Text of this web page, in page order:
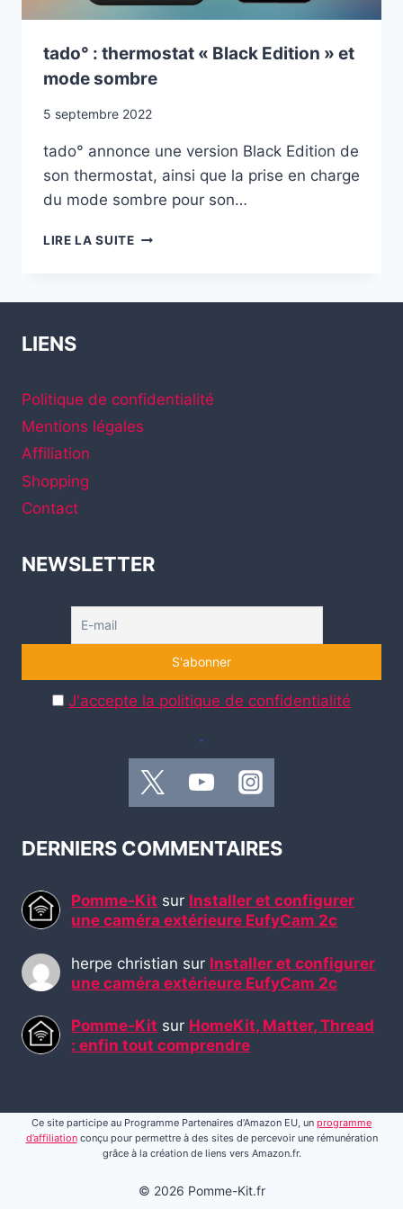
tado° : thermostat « Black Edition » et
mode sombre
5 septembre 2022
tado° annonce une version Black Edition de
son thermostat, ainsi que la prise en charge
du mode sombre pour son…
LIRE LA SUITETADO°
LIENS
Politique de confidentialité
Mentions légales
Affiliation
Shopping
Contact
NEWSLETTER
J'accepte la politique de confidentialité
.
DERNIERS COMMENTAIRES
Pomme-Kit sur Installer et configurer
une caméra extérieure EufyCam 2c
herpe christian sur Installer et configurer
une caméra extérieure EufyCam 2c
Pomme-Kit sur HomeKit, Matter, Thread
: enfin tout comprendre
Ce site participe au Programme Partenaires d’Amazon EU, un programme
d’affiliationconçu pour permettre à des sites de percevoir une rémunération
grâce à la création de liens vers Amazon.fr.
© 2026 Pomme-Kit.fr